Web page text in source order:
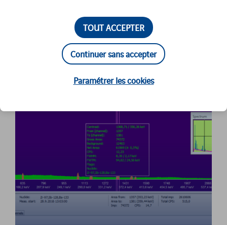
PRODUITS
APPARENTÉS
TOUT ACCEPTER
Continuer sans accepter
Paramétrer les cookies